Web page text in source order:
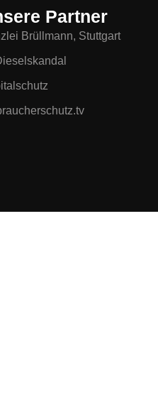
Partner
Brüllmann, Stuttgart